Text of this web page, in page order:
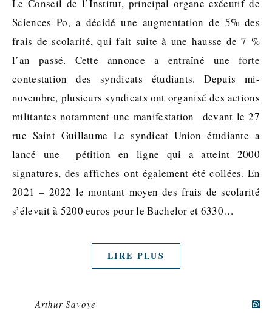
Le Conseil de l’Institut, principal organe exécutif de
Sciences Po, a décidé une augmentation de 5% des
frais de scolarité, qui fait suite à une hausse de 7 %
l’an passé. Cette annonce a entraîné une forte
contestation des syndicats étudiants. Depuis mi-
novembre, plusieurs syndicats ont organisé des actions
militantes notamment une manifestation devant le 27
rue Saint Guillaume Le syndicat Union étudiante a
lancé une pétition en ligne qui a atteint 2000
signatures, des affiches ont également été collées. En
2021 – 2022 le montant moyen des frais de scolarité
s’élevait à 5200 euros pour le Bachelor et 6330…
LIRE PLUS
Arthur Savoye